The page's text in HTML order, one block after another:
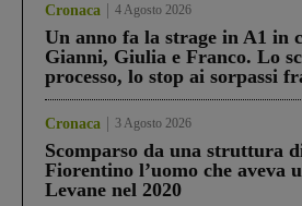
Cronaca 4 Agosto 2026
Un anno fa la strage in A1 in
Gianni, Giulia e Franco. Lo
processo, lo stop ai sorpassi
Cronaca 3 Agosto 2026
Scomparso da una struttura
Fiorentino l’uomo che aveva
Levane nel 2020